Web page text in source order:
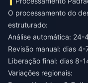
O processamento do
estruturado:
Análise automática: 24-
Revisão manual: dias 4-
Liberação final: dias 8-
Variações regionais: